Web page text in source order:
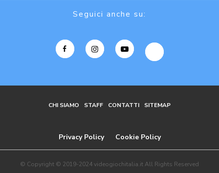
Seguici anche su:
CHI SIAMO STAFF CONTATTI SITEMAP
Privacy Policy Cookie Policy
© Copyright © 2019-2024 videogiochitalia.it All Rights Reserved